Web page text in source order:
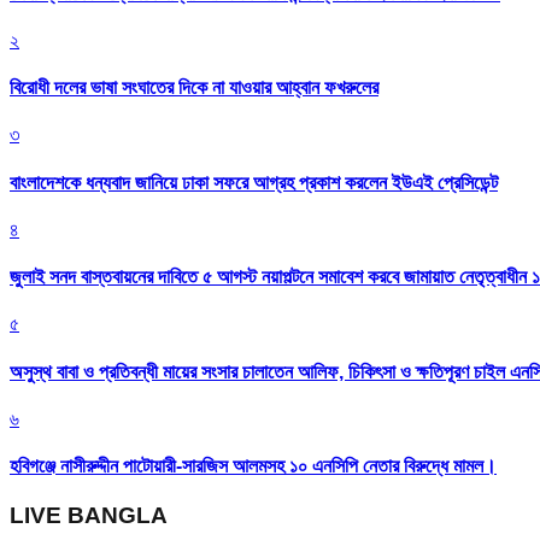
২
বিরোধী দলের ভাষা সংঘাতের দিকে না যাওয়ার আহ্বান ফখরুলের
৩
বাংলাদেশকে ধন্যবাদ জানিয়ে ঢাকা সফরে আগ্রহ প্রকাশ করলেন ইউএই প্রেসিডেন্ট
৪
জুলাই সনদ বাস্তবায়নের দাবিতে ৫ আগস্ট নয়াপল্টনে সমাবেশ করবে জামায়াত নেতৃত্বাধীন
৫
অসুস্থ বাবা ও প্রতিবন্ধী মায়ের সংসার চালাতেন আলিফ, চিকিৎসা ও ক্ষতিপূরণ চাইল
৬
হবিগঞ্জে নাসীরুদ্দীন পাটোয়ারী-সারজিস আলমসহ ১০ এনসিপি নেতার বিরুদ্ধে মামল।
LIVE BANGLA